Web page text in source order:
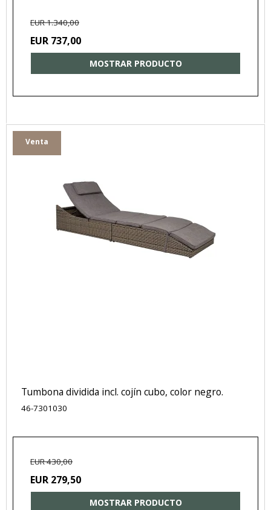
EUR 1.340,00
EUR 737,00
MOSTRAR PRODUCTO
Venta
Tumbona dividida incl. cojín cubo, color negro.
46-7301030
EUR 430,00
EUR 279,50
MOSTRAR PRODUCTO